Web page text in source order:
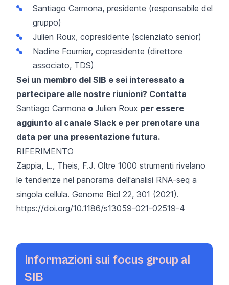
Informazioni sui focus group al
SIB
Santiago Carmona, presidente (responsabile del
gruppo)
Julien Roux, copresidente (scienziato senior)
Nadine Fournier, copresidente (direttore
associato, TDS)
Sei un membro del SIB e sei interessato a
partecipare alle nostre riunioni? Contatta
Santiago Carmona o Julien Roux per essere
aggiunto al canale Slack e per prenotare una
data per una presentazione futura.
RIFERIMENTO
Zappia, L., Theis, F.J. Oltre 1000 strumenti rivelano
le tendenze nel panorama dell'analisi RNA-seq a
singola cellula. Genome Biol 22, 301 (2021).
https://doi.org/10.1186/s13059-021-02519-4